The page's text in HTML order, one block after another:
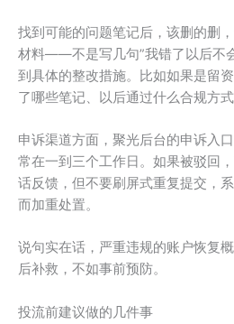
找到可能的问题笔记后，该删的删
材料——不是写几句”我错了以后不
到具体的整改措施。比如如果是留
了哪些笔记、以后通过什么合规方式
申诉渠道方面，聚光后台的申诉入
常在一到三个工作日。如果被驳回
话反馈，但不要刷屏式重复提交，
而加重处置。
说句实在话，严重违规的账户恢复
后补救，不如事前预防。
投流前建议做的几件事